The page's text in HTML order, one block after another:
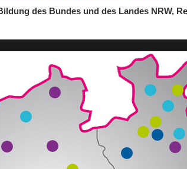
des Bundes und des Landes NRW,